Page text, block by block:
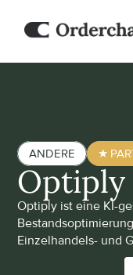
ANDERE ★
Optiply
Optiply ist eine KI-
Einzelhandels- und